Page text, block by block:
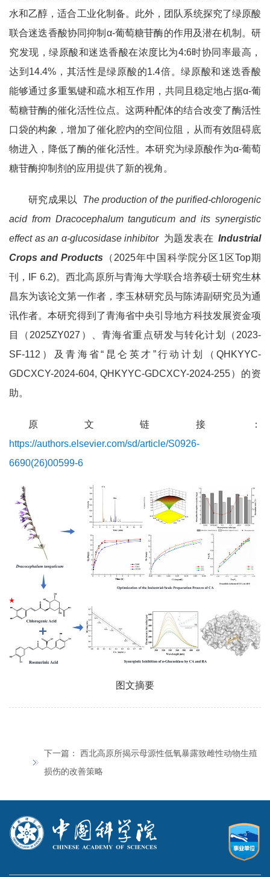
水和乙醇，适合工业化制备。此外，团队系统探究了绿原酸
联合迷迭香酸协同抑制α-葡萄糖苷酶的作用及潜在机制。研
究发现，绿原酸和迷迭香酸在浓度比为4:6时协同率最高，
达到14.4%，其活性是绿原酸的1.4倍。绿原酸和迷迭香酸
能够通过多重氢键和疏水相互作用，共同且稳定地占据α-葡
萄糖苷酶的催化活性位点。这两种配体的结合改变了酶活性
口袋的构象，增加了催化腔内的空间位阻，从而有效阻碍底
物进入，降低了酶的催化活性。本研究为绿原酸作为α-葡萄
糖苷酶抑制剂的应用提供了新的视角。
研究成果以 The production of the purified-chlorogenic
acid from Dracocephalum tanguticum and its synergistic
effect as an α-glucosidase inhibitor为题发表在 Industrial
Crops and Products （2025年中国科学院分区1区Top期
刊，IF 6.2)。西北高原所与青海大学联合培养硕士研究生林
昌东为该论文第一作者，李玉林研究员与陈涛副研究员为通
讯作者。本研究得到了青海省中央引导地方科技发展资金项
目（2025ZY027）、青海省重点研发与转化计划（2023-
SF-112）及青海省“昆仑英才”行动计划（QHKYYC-
GDCXCY-2024-604, QHKYYC-GDCXCY-2024-255）的资
助。
原文链接：
https://authors.elsevier.com/sd/article/S0926-
6690(26)00599-6
图文摘要
下一篇： 西北高原所揭示母源性低氧暴露致雌性动物生殖
损伤的改善策略